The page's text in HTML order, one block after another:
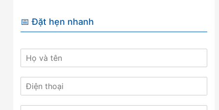
📅 Đặt hẹn nhanh